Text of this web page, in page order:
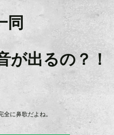
同
が出るの？！
に鼻歌だよね。